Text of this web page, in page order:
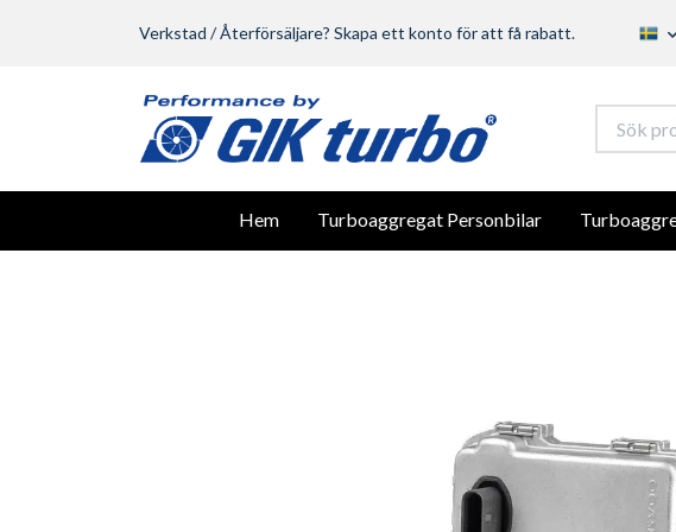
Verkstad / Återförsäljare? Skapa ett konto för att få rabatt.
Hem Turboaggregat Personbilar